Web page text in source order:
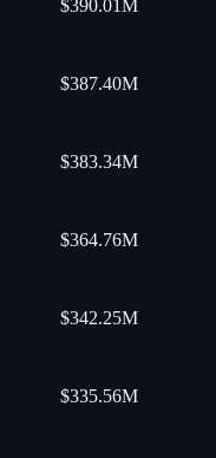
$390.01M
$387.40M
$383.34M
$364.76M
$342.25M
$335.56M